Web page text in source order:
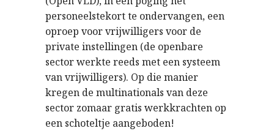
personeelstekort te ondervangen, een
oproep voor vrijwilligers voor de
private instellingen (de openbare
sector werkte reeds met een systeem
van vrijwilligers). Op die manier
kregen de multinationals van deze
sector zomaar gratis werkkrachten op
een schoteltje aangeboden!